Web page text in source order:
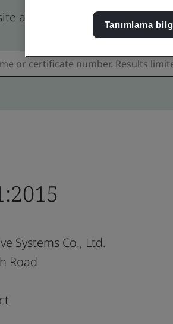
and product certificates -
Systems Co., Ltd.
Road
Tanımlama